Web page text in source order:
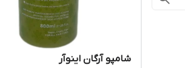
شامپو آرگان اینوآر